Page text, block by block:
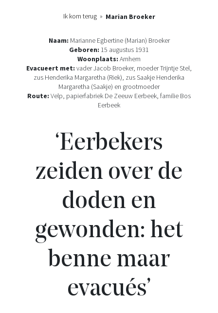
Ik kom terug» Marian Broeker
Naam: Marianne Egbertine (Marian) Broeker
Geboren: 15 augustus 1931
Woonplaats: Arnhem
Evacueert met: vader Jacob Broeker, moeder Trijntje Stel,
zus Henderika Margaretha (Riek), zus Saakje Henderika
Margaretha (Saakje) en grootmoeder
Route: Velp, papierfabriek De Zeeuw Eerbeek, familie Bos
Eerbeek
‘Eerbekers
zeiden over de
doden en
gewonden: het
benne maar
evacués’